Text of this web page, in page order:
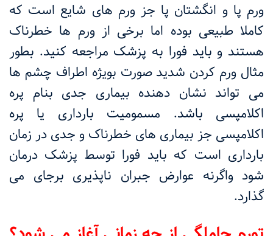
ورم پا و انگشتان پا جز ورم های شایع است که
کاملا طبیعی بوده اما برخی از ورم ها خطرناک
هستند و باید فورا به پزشک مراجعه کنید. بطور
مثال ورم کردن شدید صورت بویژه اطراف چشم ها
می تواند نشان دهنده بیماری جدی بنام پره
اکلامپسی باشد. مسمومیت بارداری یا پره
اکلامپسی جز بیماری های خطرناک و جدی در زمان
بارداری است که باید فورا توسط پزشک درمان
شود واگرنه عوارض جبران ناپذیری برجای می
گذارد.